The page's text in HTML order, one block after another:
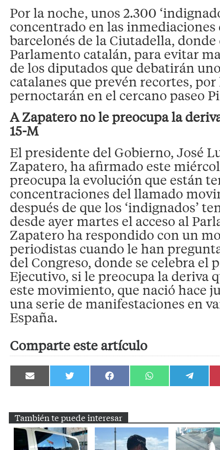
Por la noche, unos 2.300
concentrado en las inmediaciones
barcelonés de la Ciutadella, donde
Parlamento catalán, para evitar
de los diputados que debatirán
catalanes que prevén recortes, por
pernoctarán en el cercano paseo
A Zapatero no le preocupa la
15-M
El presidente del Gobierno, José
Zapatero, ha afirmado este
preocupa la evolución que están
concentraciones del llamado
después de que los ‘indignados’
desde ayer martes el acceso al
Zapatero ha respondido con un
periodistas cuando le han
del Congreso, donde se celebra el
Ejecutivo, si le preocupa la deriva
este movimiento, que nació hace
una serie de manifestaciones en
España.
Comparte este artículo
Compartir
en
Compartir
en
Compartir
en
Compartir
en
Compartir
en
También te puede interesar